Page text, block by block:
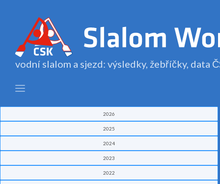
vodní slalom a sjezd: výsledky, žebříčky, data
2026
2025
2024
2023
2022